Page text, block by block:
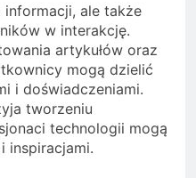
ale także
w interakcję.
artykułów oraz
mogą dzielić
i doświadczeniami.
tworzeniu
technologii mogą
inspiracjami.